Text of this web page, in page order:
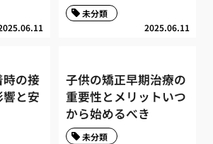
2025.06.11
未分類
の接
と安
子供の矯正早期治療の
重要性とメリットいつ
から始めるべき
未分類